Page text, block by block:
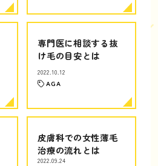
専門医に相談する抜
け毛の目安とは
2022.10.12
AGA
皮膚科での女性薄毛
治療の流れとは
2022.09.24